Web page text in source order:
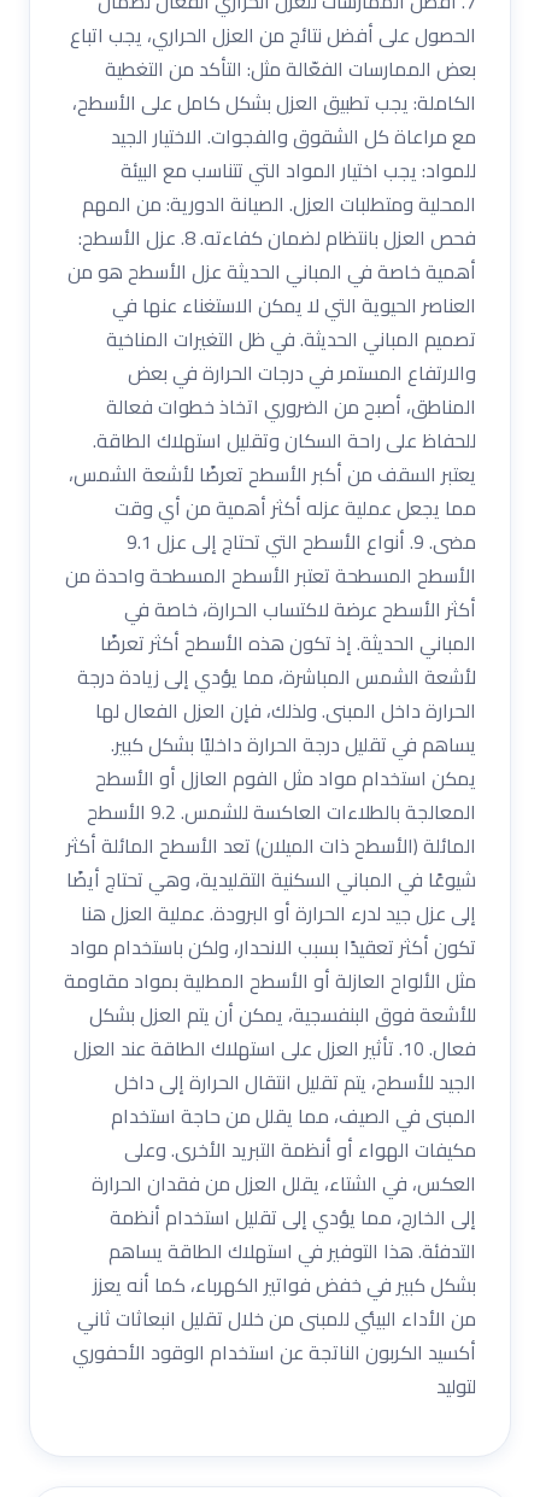
الحصول على أفضل نتائج من العزل الحراري، يجب اتباع
بعض الممارسات الفعّالة مثل: التأكد من التغطية
الكاملة: يجب تطبيق العزل بشكل كامل على الأسطح،
مع مراعاة كل الشقوق والفجوات. الاختيار الجيد
للمواد: يجب اختيار المواد التي تتناسب مع البيئة
المحلية ومتطلبات العزل. الصيانة الدورية: من المهم
فحص العزل بانتظام لضمان كفاءته. 8. عزل الأسطح:
أهمية خاصة في المباني الحديثة عزل الأسطح هو من
العناصر الحيوية التي لا يمكن الاستغناء عنها في
تصميم المباني الحديثة. في ظل التغيرات المناخية
والارتفاع المستمر في درجات الحرارة في بعض
المناطق، أصبح من الضروري اتخاذ خطوات فعالة
للحفاظ على راحة السكان وتقليل استهلاك الطاقة.
يعتبر السقف من أكبر الأسطح تعرضًا لأشعة الشمس،
مما يجعل عملية عزله أكثر أهمية من أي وقت
مضى. 9. أنواع الأسطح التي تحتاج إلى عزل 9.1
الأسطح المسطحة تعتبر الأسطح المسطحة واحدة من
أكثر الأسطح عرضة لاكتساب الحرارة، خاصة في
المباني الحديثة. إذ تكون هذه الأسطح أكثر تعرضًا
لأشعة الشمس المباشرة، مما يؤدي إلى زيادة درجة
الحرارة داخل المبنى. ولذلك، فإن العزل الفعال لها
يساهم في تقليل درجة الحرارة داخليًا بشكل كبير.
يمكن استخدام مواد مثل الفوم العازل أو الأسطح
المعالجة بالطلاءات العاكسة للشمس. 9.2 الأسطح
المائلة (الأسطح ذات الميلان) تعد الأسطح المائلة أكثر
شيوعًا في المباني السكنية التقليدية، وهي تحتاج أيضًا
إلى عزل جيد لدرء الحرارة أو البرودة. عملية العزل هنا
تكون أكثر تعقيدًا بسبب الانحدار، ولكن باستخدام مواد
مثل الألواح العازلة أو الأسطح المطلية بمواد مقاومة
للأشعة فوق البنفسجية، يمكن أن يتم العزل بشكل
فعال. 10. تأثير العزل على استهلاك الطاقة عند العزل
الجيد للأسطح، يتم تقليل انتقال الحرارة إلى داخل
المبنى في الصيف، مما يقلل من حاجة استخدام
مكيفات الهواء أو أنظمة التبريد الأخرى. وعلى
العكس، في الشتاء، يقلل العزل من فقدان الحرارة
إلى الخارج، مما يؤدي إلى تقليل استخدام أنظمة
التدفئة. هذا التوفير في استهلاك الطاقة يساهم
بشكل كبير في خفض فواتير الكهرباء، كما أنه يعزز
من الأداء البيئي للمبنى من خلال تقليل انبعاثات ثاني
أكسيد الكربون الناتجة عن استخدام الوقود الأحفوري
لتوليد